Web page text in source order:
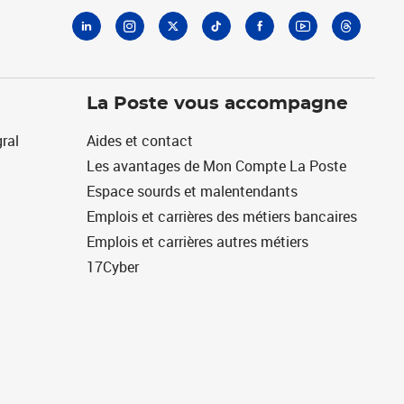
La Poste vous accompagne
Aides et contact
Les avantages de Mon Compte La Poste
Espace sourds et malentendants
Emplois et carrières des métiers bancaires
Emplois et carrières autres métiers
17Cyber